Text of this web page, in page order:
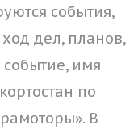
события,
дел, планов,
имя
по
В